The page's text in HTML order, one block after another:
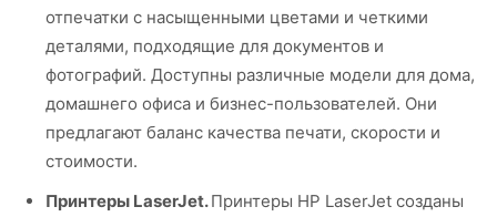
отпечатки с насыщенными цветами и четкими
деталями, подходящие для документов и
фотографий. Доступны различные модели для дома,
домашнего офиса и бизнес-пользователей. Они
предлагают баланс качества печати, скорости и
стоимости.
Принтеры LaserJet.Принтеры HP LaserJet созданы